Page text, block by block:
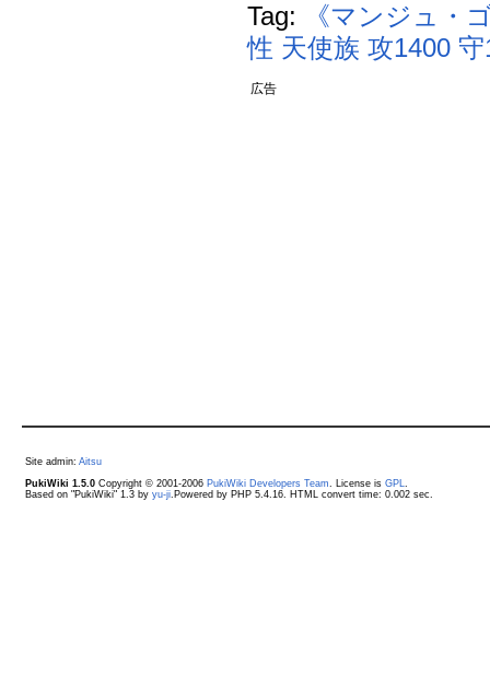
Tag:
《マンジュ・
性 天使族 攻1400
広告
Site admin: Aitsu
PukiWiki 1.5.0Copyright © 2001-2006 PukiWiki Developers Team . License is GPL
Based on "PukiWiki" 1.3 by yu-ji.Powered by PHP 5.4.16. HTML convert time: 0.002 sec.